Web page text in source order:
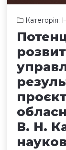
Категорія:
В. Н.